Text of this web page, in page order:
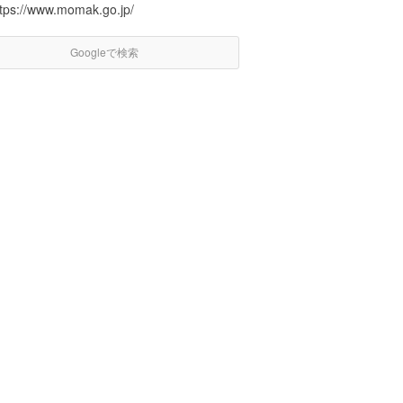
www.momak.go.jp/
Googleで検索